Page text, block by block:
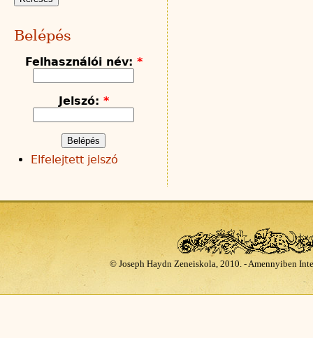
Belépés
Felhasználói név: *
Jelszó: *
Elfelejtett jelszó
© Joseph Haydn Zeneiskola, 2010. - Amennyiben